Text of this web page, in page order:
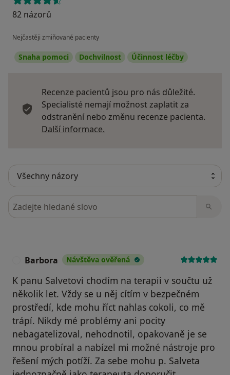
82 názorů
Nejčastěji zmiňované pacienty
Snaha pomoci Dochvilnost Účinnost léčby
Recenze pacientů jsou pro nás důležité.
Specialisté nemají možnost zaplatit za
odstranění nebo změnu recenze pacienta.
Další informace.
Hledejte v názorech
Barbora Návštěva ověřená
K panu Salvetovi chodím na terapii v součtu už
několik let. Vždy se u něj cítím v bezpečném
prostředí, kde mohu říct nahlas cokoli, co mě
trápí. Nikdy mé problémy ani pocity
nebagatelizoval, nehodnotil, opakovaně je se
mnou probíral a nabízel mi možné nástroje pro
řešení mých potíží. Za sebe mohu p. Salveta